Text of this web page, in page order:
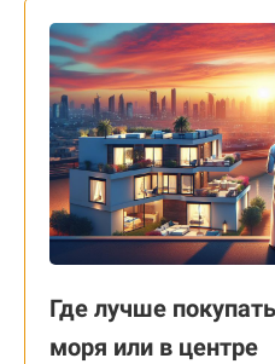
Где лучше
моря или в центре